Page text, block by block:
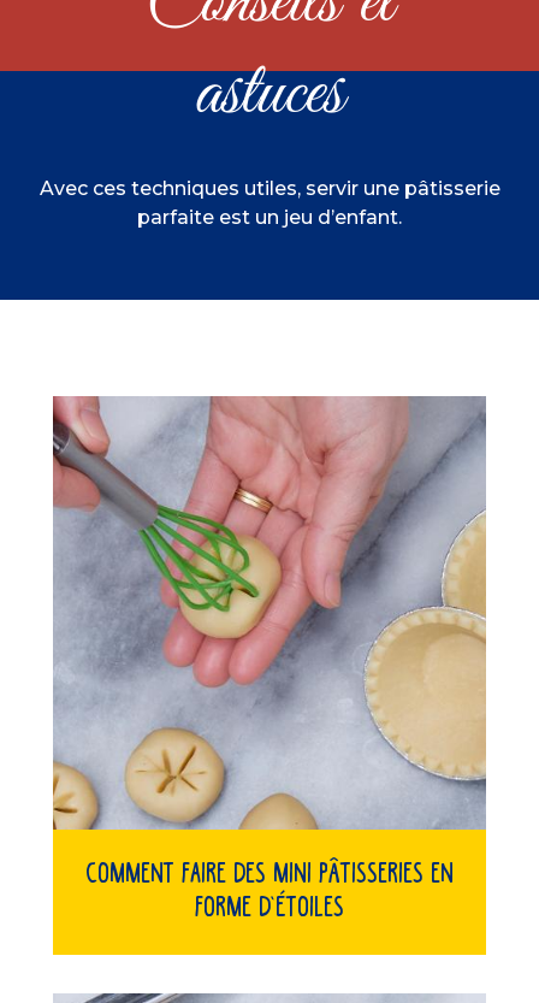
astuces
Avec ces techniques utiles, servir une pâtisserie
parfaite est un jeu d’enfant.
Comment faire des mini pâtisseries en
forme d’étoiles